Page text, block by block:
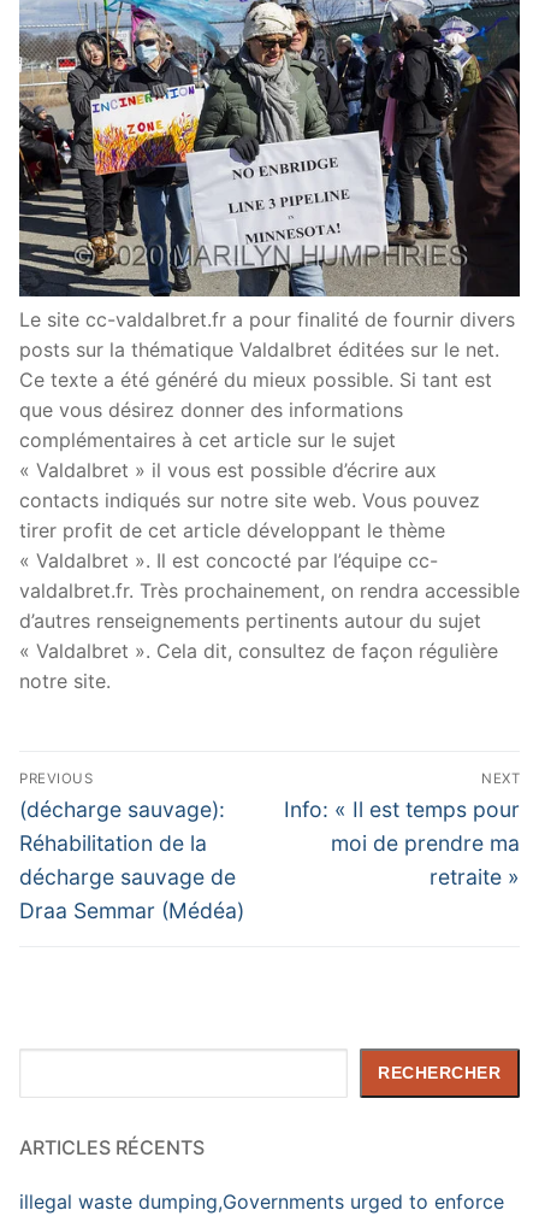
Le site cc-valdalbret.fr a pour finalité de fournir divers
posts sur la thématique Valdalbret éditées sur le net.
Ce texte a été généré du mieux possible. Si tant est
que vous désirez donner des informations
complémentaires à cet article sur le sujet
« Valdalbret » il vous est possible d’écrire aux
contacts indiqués sur notre site web. Vous pouvez
tirer profit de cet article développant le thème
« Valdalbret ». Il est concocté par l’équipe cc-
valdalbret.fr. Très prochainement, on rendra accessible
d’autres renseignements pertinents autour du sujet
« Valdalbret ». Cela dit, consultez de façon régulière
notre site.
Navigation
de
l’article
PREVIOUS
Previous
post:
(décharge sauvage):
Réhabilitation de la
décharge sauvage de
Draa Semmar (Médéa)
NEXT
Next
Info: « Il est temps pour
moi de prendre ma
retraite »
RECHERCHER
ARTICLES RÉCENTS
illegal waste dumping,Governments urged to enforce